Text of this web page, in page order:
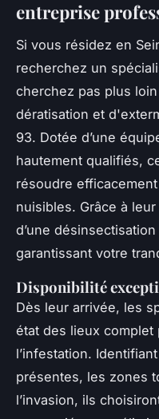
entreprise
Si vous résidez en
recherchez un
cherchez pas plus
dératisation et
93. Dotée d’une
hautement qualifiés,
résoudre
nuisibles. Grâce à
d’une
garantissant votre
Disponibilité
Dès leur arrivée, les
état des lieux complet
l’infestation.
présentes, les zones
l’invasion, ils